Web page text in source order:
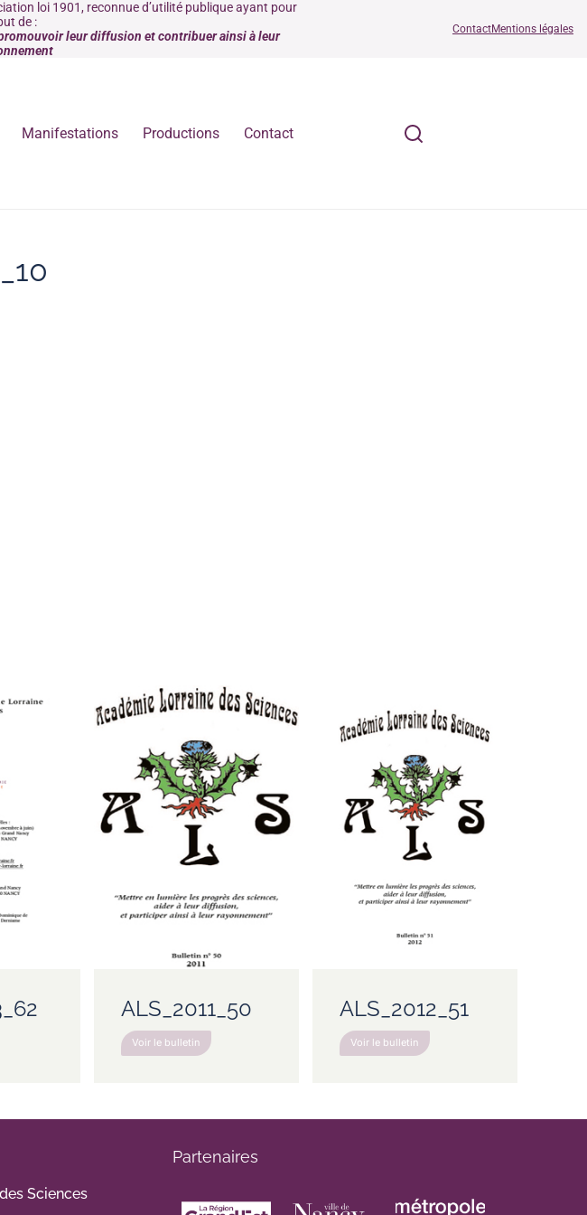
loi 1901, reconnue d’utilité publique ayant pour
de :
leur diffusion et contribuer ainsi à leur
ContactMentions légales
Manifestations Productions Contact
ALS_2011_50
Voir le bulletin
ALS_2012_51
Voir le bulletin
Sciences
Partenaires